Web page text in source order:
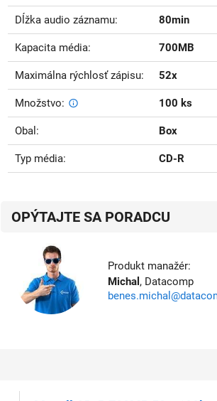
Dĺžka audio záznamu 80min
Kapacita média 700MB
Maximálna rýchlosť zápisu 52x
Množstvo 100 ks
Obal Box
Typ média CD-R
OPÝTAJTE SA PORADCU
Produkt manažér:
Michal , Datacomp